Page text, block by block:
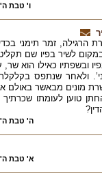
ו' טבת
הרגילה, זמר תימני
לשיר בפיו שם
ובשפתיו כאילו הוא שר,
ולאחר שנתפס
מונים מבאשר באולם
טוען לעומתו
ה' טבת
א' טבת